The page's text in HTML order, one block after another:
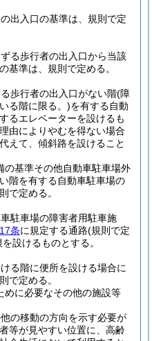
出入口の基準は、規則で定
る歩行者の出入口から当該
基準は、規則で定める。
歩行者の出入口がない階(障
る階に限る。)を有する自動
るエレベーターを設けるも
由によりやむを得ない場合
えて、傾斜路を設けること
の基準その他自動車駐車場外
階を有する自動車駐車場の
で定める。
駐車場の障害者用駐車施
条に規定する通路(規則で定
設けるものとする。
る階に便所を設ける場合に
で定める。
めに必要なその他の施設等
の移動の方向を示す必要が
等が見やすい位置に、高齢